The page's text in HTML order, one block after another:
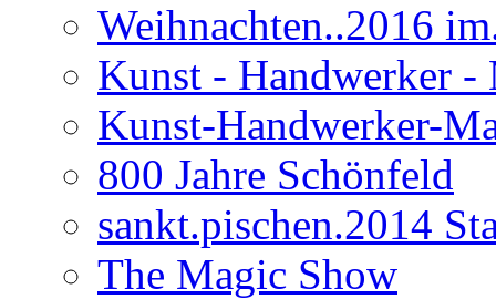
Weihnachten..2016
Kunst - Handwerker -
Kunst-Handwerker-
800 Jahre Schönfeld
sankt.pischen.2014
The Magic Show